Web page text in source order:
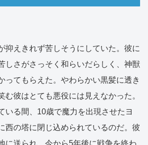
抑えきれず苦しそうにしていた。彼に
しさがさっそく和らいだらしく、神獣
ってもらえた。やわらかい黒髪に透き
む彼はとても悪役には見えなかった。
いる間、10歳で魔力を出現させたヨ
西の塔に閉じ込められているのだ。彼